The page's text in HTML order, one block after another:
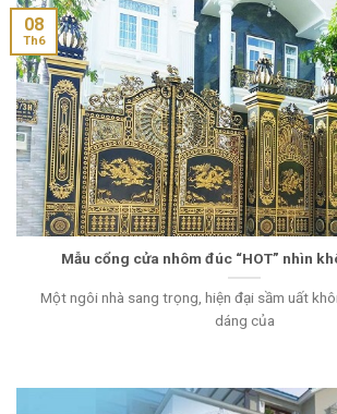
Mẫu cổng cửa nhôm đúc “HOT” nhìn
Một ngôi nhà sang trọng, hiện đại sầm uất
dáng của
08
Th6